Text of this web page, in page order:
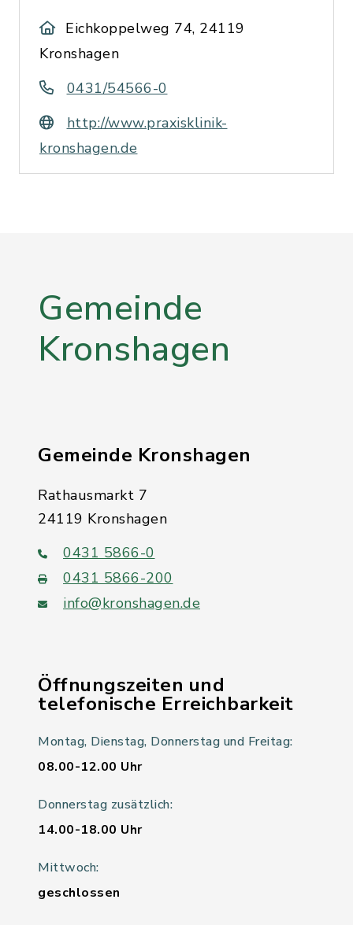
Eichkoppelweg 74, 24119
Kronshagen
0431/54566-0
http://www.praxisklinik-
kronshagen.de
Gemeinde
Kronshagen
Gemeinde Kronshagen
Rathausmarkt 7
24119 Kronshagen
0431 5866-0
0431 5866-200
info@kronshagen.de
Öffnungszeiten und
telefonische Erreichbarkeit
Montag, Dienstag, Donnerstag und Freitag:
08.00-12.00 Uhr
Donnerstag zusätzlich:
14.00-18.00 Uhr
Mittwoch:
geschlossen